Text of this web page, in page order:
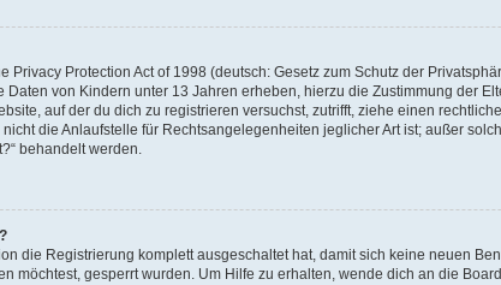
Privacy Protection Act of 1998 (deutsch: Gesetz zum Schutz der
von Kindern unter 13 Jahren erheben, hierzu die Zustimmung der
auf der du dich zu registrieren versuchst, zutrifft, ziehe einen
die Anlaufstelle für Rechtsangelegenheiten jeglicher Art ist; außer
behandelt werden.
die Registrierung komplett ausgeschaltet hat, damit sich keine neuen
möchtest, gesperrt wurden. Um Hilfe zu erhalten, wende dich an die